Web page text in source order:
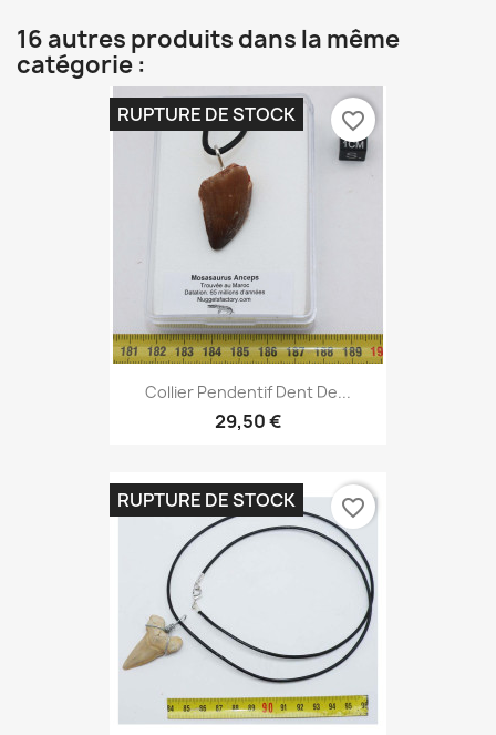
16 autres produits dans la même
catégorie :
Collier Pendentif Dent De...
29,50 €
RUPTURE DE STOCK favorite_border
RUPTURE DE STOCK favorite_border